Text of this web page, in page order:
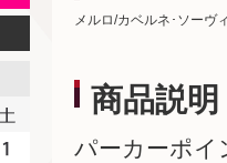
メルロ/カベルネ･ソーヴ
商品説明
パーカーポイ